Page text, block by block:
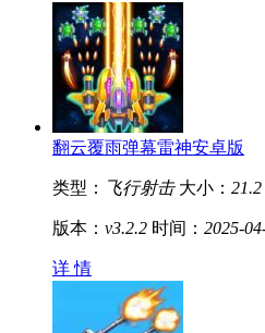
翻云覆雨弹幕雷神安卓版
类型： 飞行射击 大小：
版本： v3.2.2 时间： 2025-
详 情